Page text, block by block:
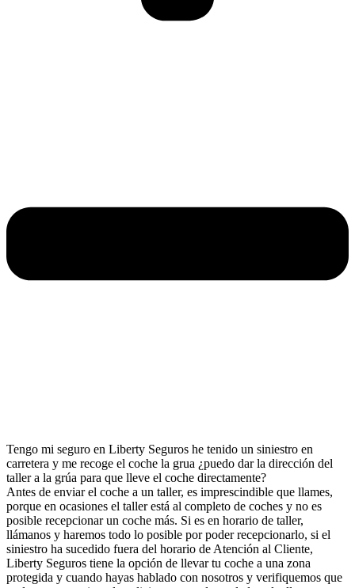
Tengo mi seguro en Liberty Seguros he tenido un siniestro en
carretera y me recoge el coche la grua ¿puedo dar la dirección del
taller a la grúa para que lleve el coche directamente?
Antes de enviar el coche a un taller, es imprescindible que llames,
porque en ocasiones el taller está al completo de coches y no es
posible recepcionar un coche más. Si es en horario de taller,
llámanos y haremos todo lo posible por poder recepcionarlo, si el
siniestro ha sucedido fuera del horario de Atención al Cliente,
Liberty Seguros tiene la opción de llevar tu coche a una zona
protegida y cuando hayas hablado con nosotros y verifiquemos que